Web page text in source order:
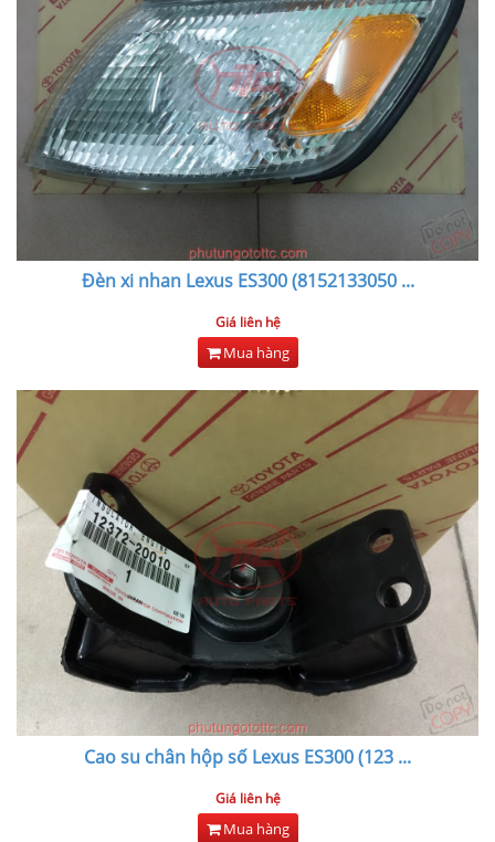
Đèn xi nhan Lexus ES300 (8152133050...
Giá liên hệ
Mua hàng
Cao su chân hộp số Lexus ES300 (123 ...
Giá liên hệ
Mua hàng